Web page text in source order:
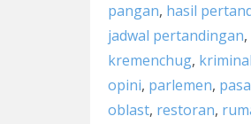
pangan, hasil
jadwal pertandingan,
kremenchug, kriminal
opini, parlemen,
oblast, restoran,